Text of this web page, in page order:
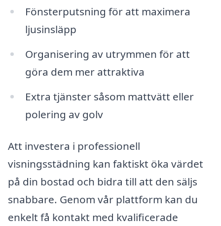
Fönsterputsning för att maximera
ljusinsläpp
Organisering av utrymmen för att
göra dem mer attraktiva
Extra tjänster såsom mattvätt eller
polering av golv
Att investera i professionell
visningsstädning kan faktiskt öka värdet
på din bostad och bidra till att den säljs
snabbare. Genom vår plattform kan du
enkelt få kontakt med kvalificerade